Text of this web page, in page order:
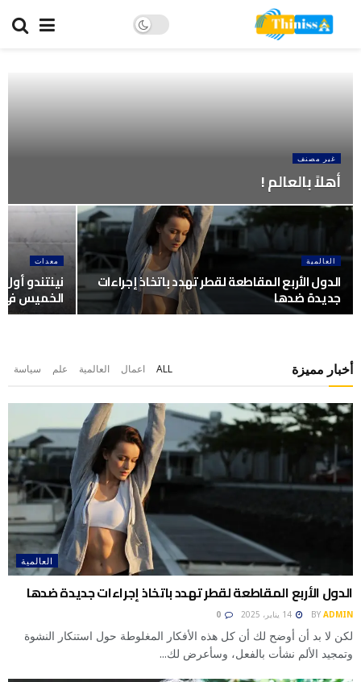
غير مصنف
أهلاً بالعالم !
العالمية
الدول الأربع المقاطعة لقطر تهدد باتخاذ إجراءات
جديدة ضدها
معدات
نينتندو
الخميس في
أخبار مميزة ALL اعمال العالمية علم سياسة
العالمية
الدول الأربع المقاطعة لقطر تهدد باتخاذ إجراءات جديدة ضدها
BY ADMIN
لكن لا بد أن أوضح لك أن كل هذه الأفكار المغلوطة حول استنكار النشوة
وتمجيد الألم نشأت بالفعل، وسأعرض لك...